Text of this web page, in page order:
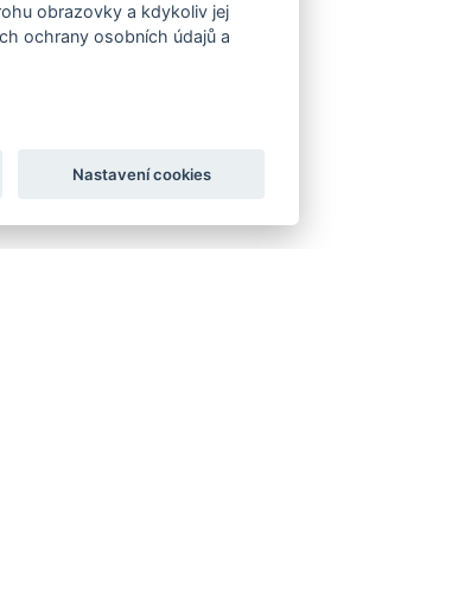
obrazovky a kdykoliv jej
ochrany osobních údajů a
Nastavení cookies